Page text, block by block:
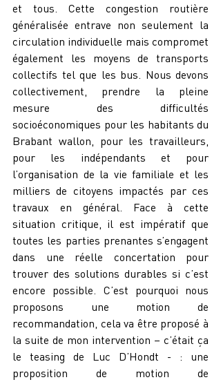
et tous. Cette congestion routière
généralisée entrave non seulement la
circulation individuelle mais compromet
également les moyens de transports
collectifs tel que les bus. Nous devons
collectivement, prendre la pleine
mesure des difficultés
socioéconomiques pour les habitants du
Brabant wallon, pour les travailleurs,
pour les indépendants et pour
l’organisation de la vie familiale et les
milliers de citoyens impactés par ces
travaux en général. Face à cette
situation critique, il est impératif que
toutes les parties prenantes s’engagent
dans une réelle concertation pour
trouver des solutions durables si c’est
encore possible. C’est pourquoi nous
proposons une motion de
recommandation, cela va être proposé à
la suite de mon intervention – c’était ça
le teasing de Luc D’Hondt - : une
proposition de motion de